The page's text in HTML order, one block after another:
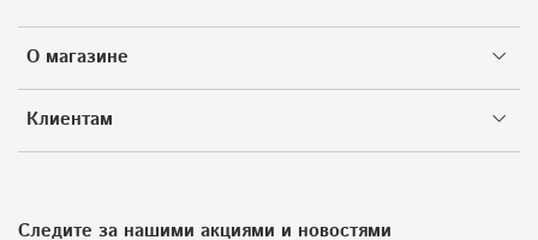
О магазине
Клиентам
Следите за нашими акциями и новостями